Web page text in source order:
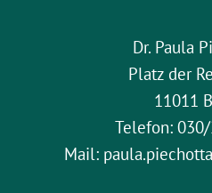
Dr. Paula
Platz der
11011
Telefon:
Mail: